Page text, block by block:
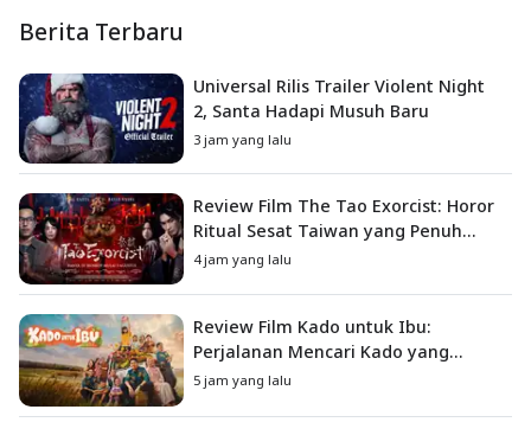
Berita Terbaru
Universal Rilis Trailer Violent Night
2, Santa Hadapi Musuh Baru
3 jam yang lalu
Review Film The Tao Exorcist: Horor
Ritual Sesat Taiwan yang Penuh
Misteri dan Teror Psikologis
4 jam yang lalu
Review Film Kado untuk Ibu:
Perjalanan Mencari Kado yang
Mengajarkan Arti Keluarga
5 jam yang lalu